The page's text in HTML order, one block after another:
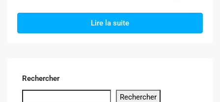
Lire la suite
Rechercher
Rechercher